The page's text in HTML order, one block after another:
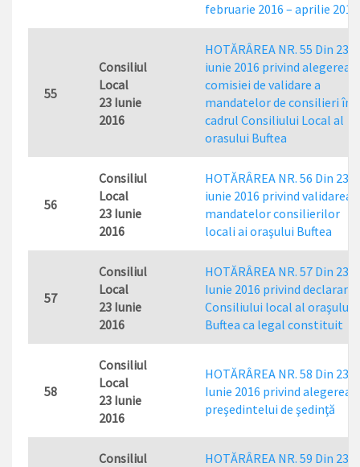
februarie 2016 – aprilie 2016
55
Consiliul
Local
23 Iunie
2016
HOTĂRÂREA NR. 55 Din 23
iunie 2016 privind alegerea
comisiei de validare a
mandatelor de consilieri în
cadrul Consiliului Local al
orasului Buftea
56
Consiliul
Local
23 Iunie
2016
HOTĂRÂREA NR. 56 Din 23
iunie 2016 privind validarea
mandatelor consilierilor
locali ai oraşului Buftea
57
Consiliul
Local
23 Iunie
2016
HOTĂRÂREA NR. 57 Din 23
Iunie 2016 privind declararea
Consiliului local al oraşului
Buftea ca legal constituit
58
Consiliul
Local
23 Iunie
2016
HOTĂRÂREA NR. 58 Din 23
Iunie 2016 privind alegerea
preşedintelui de şedinţă
Consiliul
HOTĂRÂREA NR. 59 Din 23